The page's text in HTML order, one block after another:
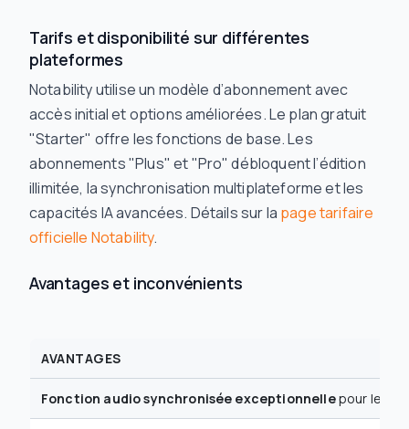
Tarifs et disponibilité sur différentes
plateformes
Notability utilise un modèle d’abonnement avec
accès initial et options améliorées. Le plan gratuit
"Starter" offre les fonctions de base. Les
abonnements "Plus" et "Pro" débloquent l’édition
illimitée, la synchronisation multiplateforme et les
capacités IA avancées. Détails sur la page tarifaire
officielle Notability.
Avantages et inconvénients
AVANTAGES
Fonction audio synchronisée exceptionnellepour les